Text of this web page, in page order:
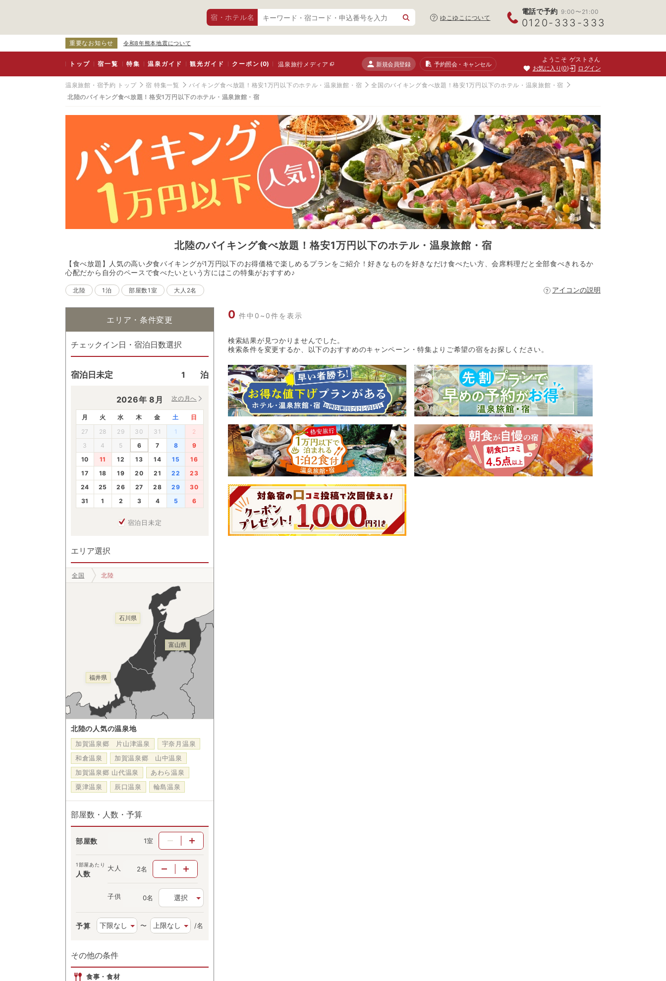
宿・ホテル名 ゆこゆこについて
電話で予約 9:00〜21:00
0120-333-333
重要なお知らせ 令和8年熊本地震について
トップ 宿一覧 特集 温泉ガイド 観光ガイド クーポン(0) 温泉旅行メディア 新規会員登録 予約照会・キャンセル
ようこそ ゲストさん
お気に入り 0 ログイン
温泉旅館・宿予約 トップ 宿 特集一覧 バイキング食べ放題！格安1万円以下のホテル・温泉旅館・宿
全国のバイキング食べ放題！格安1万円以下のホテル・温泉旅館・宿
北陸のバイキング食べ放題！格安1万円以下のホテル・温泉旅館・宿
北陸のバイキング食べ放題！格安1万円以下のホテル・温泉旅館・宿
【食べ放題】人気の高い夕食バイキングが1万円以下のお得価格で楽しめるプランをご紹介！好きなものを好きなだけ食べたい方、会席料理だと全部食べきれるか
心配だから自分のペースで食べたいという方にはこの特集がおすすめ♪
北陸 1泊 部屋数1室 大人2名 アイコンの説明
エリア・条件変更
チェックイン日・宿泊日数選択
宿泊日未定 泊
2026年 8 月 次の月へ
月 火 水 木 金 土
日
27
28 29 30 31 1
2
3
4 5 6 7 8
9
10
11 12 13 14 15
16
17
18 19 20 21 22
23
24
25 26 27 28 29
30
31
1 2 3 4 5 6
宿泊日未定
エリア選択
全国 北陸
富山県
石川県
福井県
北陸の人気の温泉地
加賀温泉郷 片山津温泉
宇奈月温泉
和倉温泉
加賀温泉郷 山中温泉
加賀温泉郷 山代温泉
あわら温泉
粟津温泉
辰口温泉 輪島温泉
部屋数・人数・予算
部屋数 室
1部屋あたり
人数
大人 名
子供 名 選択
予算 〜 /名
その他の条件
食事・食材
0 件中0~0件を表示
検索結果が見つかりませんでした。
検索条件を変更するか、以下のおすすめのキャンペーン・特集よりご希望の宿をお探しください。